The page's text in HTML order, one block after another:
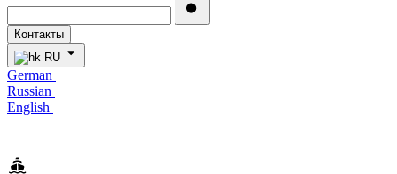
Контакты
RU
German
Russian
English